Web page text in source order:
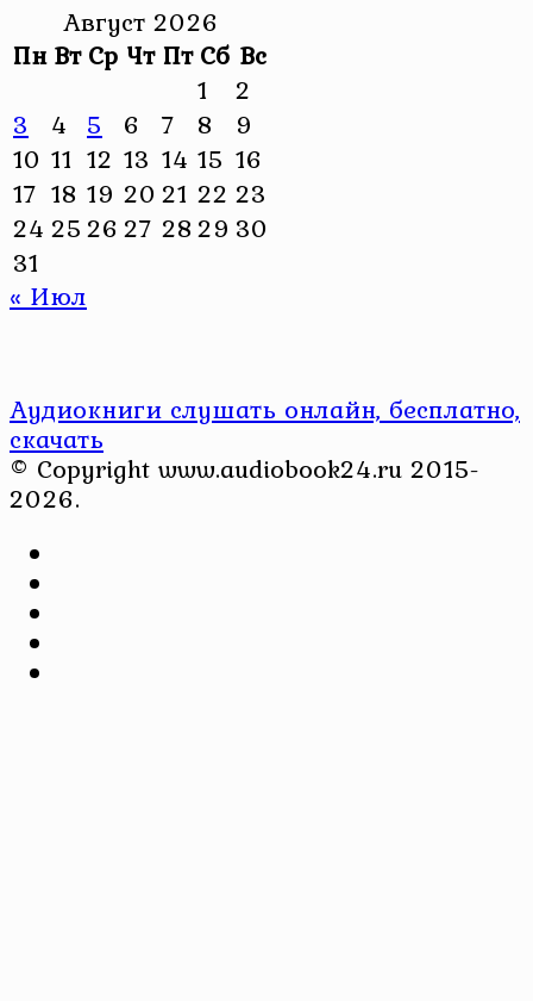
Август 2026
Пн Вт Ср Чт Пт Сб Вс
1
2
3
4 5 6 7 8
9
10 11 12 13 14 15 16
17 18 19 20 21 22 23
24 2526 27 2829 30
31
« Июл
Аудиокниги слушать онлайн, бесплатно,
скачать
© Copyright www.audiobook24.ru 2015-
2026.